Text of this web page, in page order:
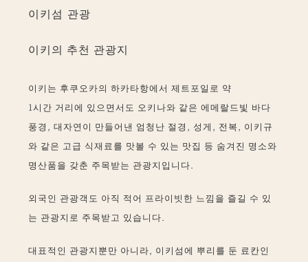
이키섬 관광
이키의 추천 관광지
이키는 후쿠오카의 하카타항에서 제트포일로 약
1시간 거리에 있으면서도 오키나와 같은 에메랄드빛 바다
풍경, 대자연이 만들어낸 엄청난 절경, 성게, 전복, 이키규
와 같은 고급 식재료를 맛볼 수 있는 맛집 등 숨겨진 명소와
명산품을 갖춘 주목받는 관광지입니다.
외국인 관광객도 아직 적어 프라이빗한 느낌을 즐길 수 있
는 관광지로 주목받고 있습니다.
대표적인 관광지뿐만 아니라, 이키섬에 뿌리를 둔 료칸인